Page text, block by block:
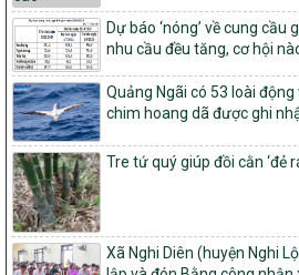
Quy định nguyên tắc, tiêu chí, định
ương và tỉ lệ vốn đối ứng ngân sách
Chương trình mục tiêu quốc gia xây
nghèo bền vững và phát triển kinh tế –
tộc thiểu số và miền núi giai đoạn 2026
1451/QĐ-UBND
Phê duyệt danh sách các xã thuộc
trong xây dựng nông thôn mới giai
tỉnh Nghệ An
103/PTNT-NTM
Về việc đăng ký thực hiện Dự án liên
Dự án 2 – Chương trình Mục tiêu quốc
Dự báo ‘nóng’ về cung
nhu cầu đều tăng, cơ hội
Quảng Ngãi có 53 loài
chim hoang dã được ghi
Tre tứ quý giúp đồi cằn ‘đẻ
Xã Nghi Diên (huyện Nghi